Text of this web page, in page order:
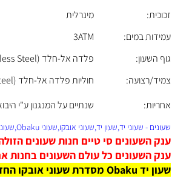
זכוכית:
מינרלית
עמידות במים:
3ATM
גוף השעון:
פלדה אל-חלד (Stainless Steel) איכותית
צמיד/רצועה:
חוליות פלדה אל-חלד (Stainless Steel)
אחריות:
שנתיים על המנגנון ע"י
שעונים - שעוני יד,שעון יד,שעוני אובקו,שעוני Obaku,שעונים,שעוני נשים,
ענק השעונים סי טיים חנות שעונים
ענק השעונים כל עולם השעונים בחנות
שעון יד Obaku מסדרת שעוני אובקו